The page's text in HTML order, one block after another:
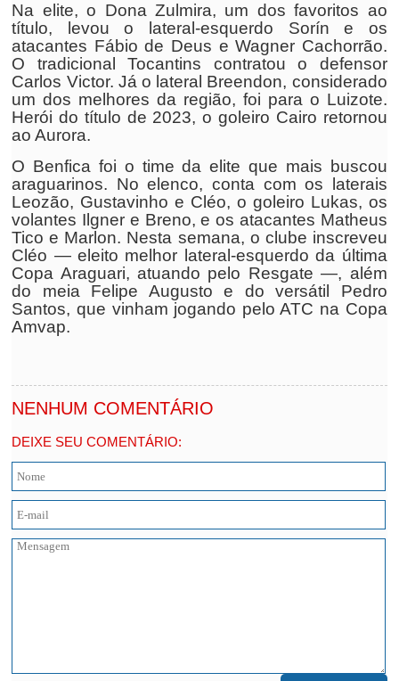
Na elite, o Dona Zulmira, um dos favoritos ao
título, levou o lateral-esquerdo Sorín e os
atacantes Fábio de Deus e Wagner Cachorrão.
O tradicional Tocantins contratou o defensor
Carlos Victor. Já o lateral Breendon, considerado
um dos melhores da região, foi para o Luizote.
Herói do título de 2023, o goleiro Cairo retornou
ao Aurora.
O Benfica foi o time da elite que mais buscou
araguarinos. No elenco, conta com os laterais
Leozão, Gustavinho e Cléo, o goleiro Lukas, os
volantes Ilgner e Breno, e os atacantes Matheus
Tico e Marlon. Nesta semana, o clube inscreveu
Cléo — eleito melhor lateral-esquerdo da última
Copa Araguari, atuando pelo Resgate —, além
do meia Felipe Augusto e do versátil Pedro
Santos, que vinham jogando pelo ATC na Copa
Amvap.
NENHUM COMENTÁRIO
DEIXE SEU COMENTÁRIO: